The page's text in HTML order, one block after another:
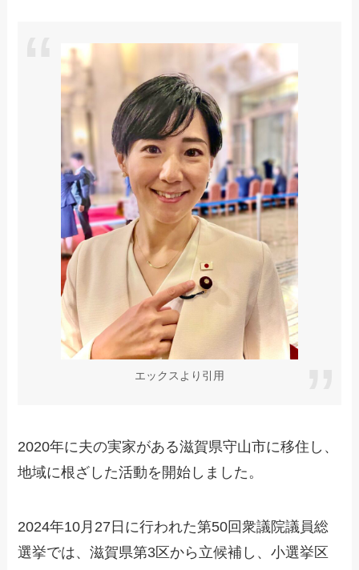
エックスより引用
2020年に夫の実家がある滋賀県守山市に移住し、
地域に根ざした活動を開始しました。
2024年10月27日に行われた第50回衆議院議員総
選挙では、滋賀県第3区から立候補し、小選挙区